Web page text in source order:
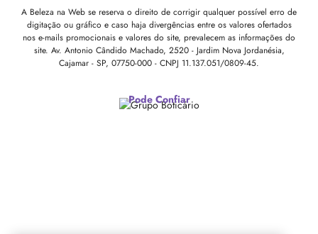
A Beleza na Web se reserva o direito de corrigir qualquer possível erro de
digitação ou gráfico e caso haja divergências entre os valores ofertados
nos e-mails promocionais e valores do site, prevalecem as informações do
site. Av. Antonio Cândido Machado, 2520 - Jardim Nova Jordanésia,
Cajamar - SP, 07750-000 - CNPJ 11.137.051/0809-45.
Pode Confiar